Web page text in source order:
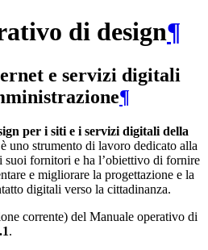
di design¶
e servizi digitali
¶
per i siti e i servizi digitali della
è uno strumento di lavoro dedicato alla
suoi fornitori e ha l’obiettivo di fornire
e migliorare la progettazione e la
digitali verso la cittadinanza.
corrente) del Manuale operativo di
.